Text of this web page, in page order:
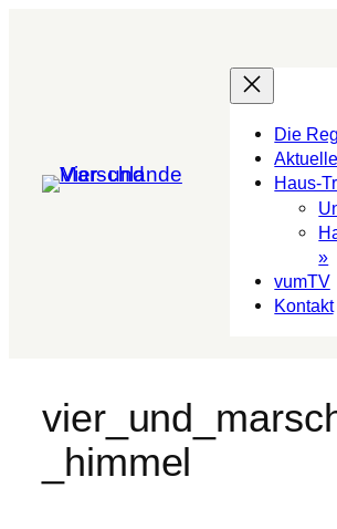
Die
Haus-
»
vumTV
Kon­takt
_himmel